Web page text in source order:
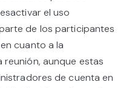
el uso
de los participantes
cuanto a la
aunque estas
de cuenta en